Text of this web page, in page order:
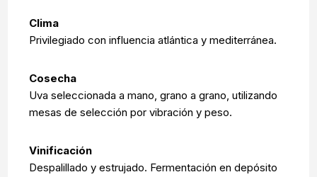
Clima
Privilegiado con influencia atlántica y mediterránea.
Cosecha
Uva seleccionada a mano, grano a grano, utilizando
mesas de selección por vibración y peso.
Vinificación
Despalillado y estrujado. Fermentación en depósito